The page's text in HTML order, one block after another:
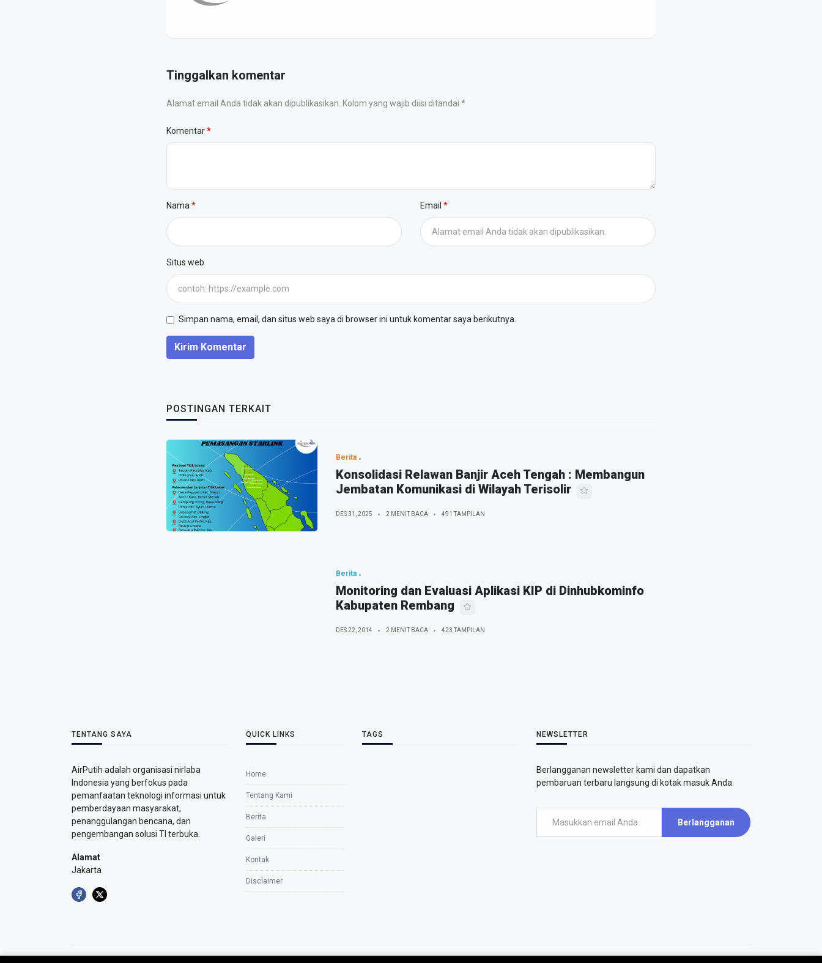
Tinggalkan komentar
Alamat email Anda tidak akan dipublikasikan. Kolom yang wajib diisi ditandai *
Komentar
Nama Email
Situs web
Simpan nama, email, dan situs web saya di browser ini untuk komentar saya berikutnya.
Kirim Komentar
POSTINGAN TERKAIT
Berita
Konsolidasi Relawan Banjir Aceh Tengah : Membangun
Jembatan Komunikasi di Wilayah Terisolir
DES 31, 2025 2 MENIT BACA 491 TAMPILAN
Berita
Monitoring dan Evaluasi Aplikasi KIP di Dinhubkominfo
Kabupaten Rembang
DES 22, 2014 2 MENIT BACA 423 TAMPILAN
TENTANG SAYA
AirPutih adalah organisasi nirlaba
Indonesia yang berfokus pada
pemanfaatan teknologi informasi untuk
pemberdayaan masyarakat,
penanggulangan bencana, dan
pengembangan solusi TI terbuka.
Alamat
Jakarta
QUICK LINKS
Home
Tentang Kami
Berita
Galeri
Kontak
Disclaimer
TAGS NEWSLETTER
Berlangganan newsletter kami dan dapatkan
pembaruan terbaru langsung di kotak masuk Anda.
Berlangganan